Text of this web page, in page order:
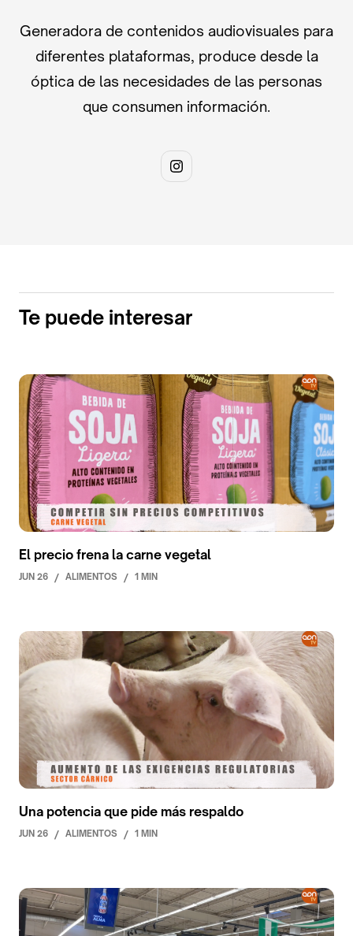
Generadora de contenidos audiovisuales para
diferentes plataformas, produce desde la
óptica de las necesidades de las personas
que consumen información.
Te puede interesar
El precio frena la carne vegetal
JUN 26 / ALIMENTOS / 1 MIN
Una potencia que pide más respaldo
JUN 26 / ALIMENTOS / 1 MIN